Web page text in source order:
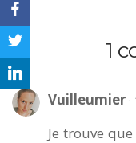
1
Vuilleumier
Je trouve